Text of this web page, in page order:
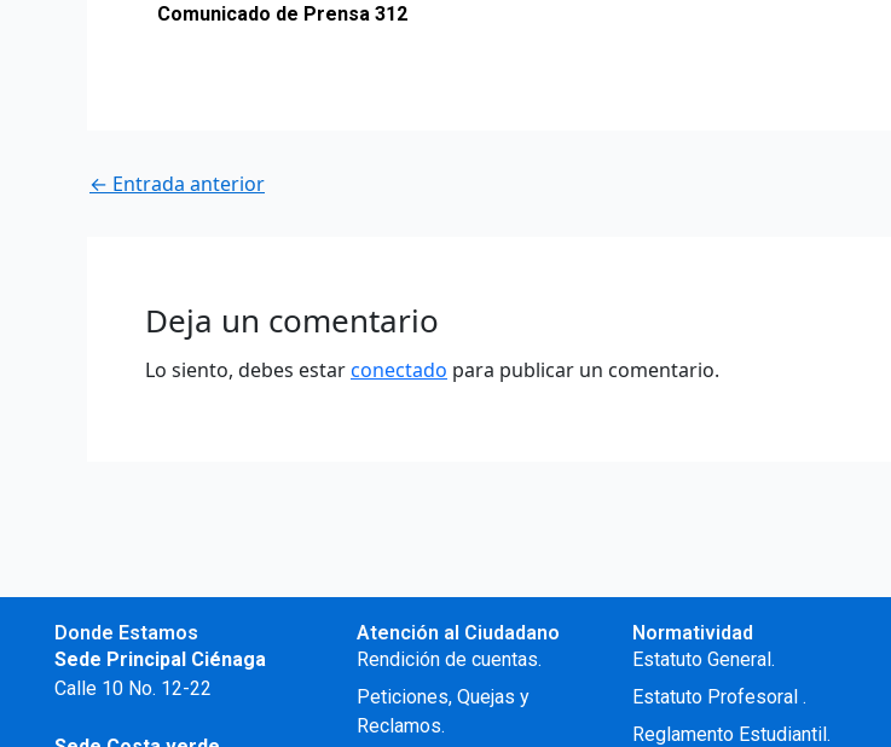
Comunicado de Prensa 312
← Entrada anterior
Deja un comentario
Lo siento, debes estarconectado para publicar un comentario.
Donde Estamos
Sede Principal Ciénaga
Calle 10 No. 12-22
Atención al Ciudadano
Rendición de cuentas.
Peticiones, Quejas y
Reclamos.
Normatividad
Estatuto General.
Estatuto Profesoral .
Reglamento Estudiantil.